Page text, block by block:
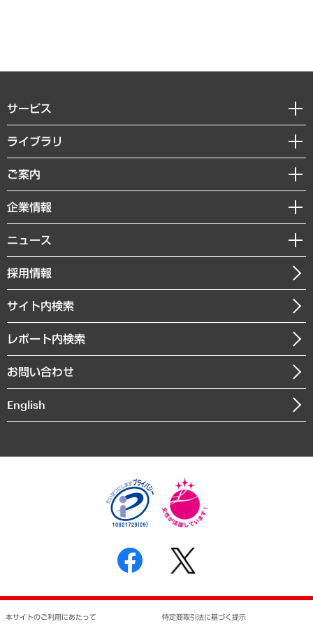
サービス
経営戦略
組織・人事戦略
デジタルイノベーション
共生・ダイバーシティ
GRC（ガバナンス・リスク・コンプライアンス）・防災（政策）
経済・産業・雇用・労働
まちづくり・観光・交通・スポーツ・スマートシティ
自然資源・農林水産業・食料システム
ライブラリ
経済調査
レポート
コラム
経営用語集
受託・受注実績（官公庁関連）
メディア掲載・出演
ご案内
セミナー・イベント情報
MUFGビジネスセミナー
受託案件情報
企業情報
私たちの想い
社長メッセージ
会社概要
沿革
組織図・本部部室紹介
インドネシア現地法人
個人情報保護方針
反社会的勢力に対する基本方針
書面による個人情報の開示等の請求の手続きについて
ニュース
ニュースリリース
お知らせ
採用情報
サイト内検索
レポート内検索
お問い合わせ
English
本サイトのご利用にあたって 特定商取引法に基づく提示